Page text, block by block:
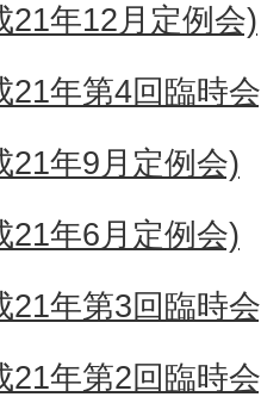
21年12月定例会)
21年第4回臨時
21年9月定例会)
21年6月定例会)
21年第3回臨時
21年第2回臨時